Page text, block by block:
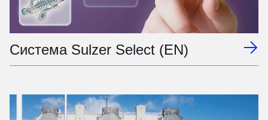
Система Sulzer Select (EN)